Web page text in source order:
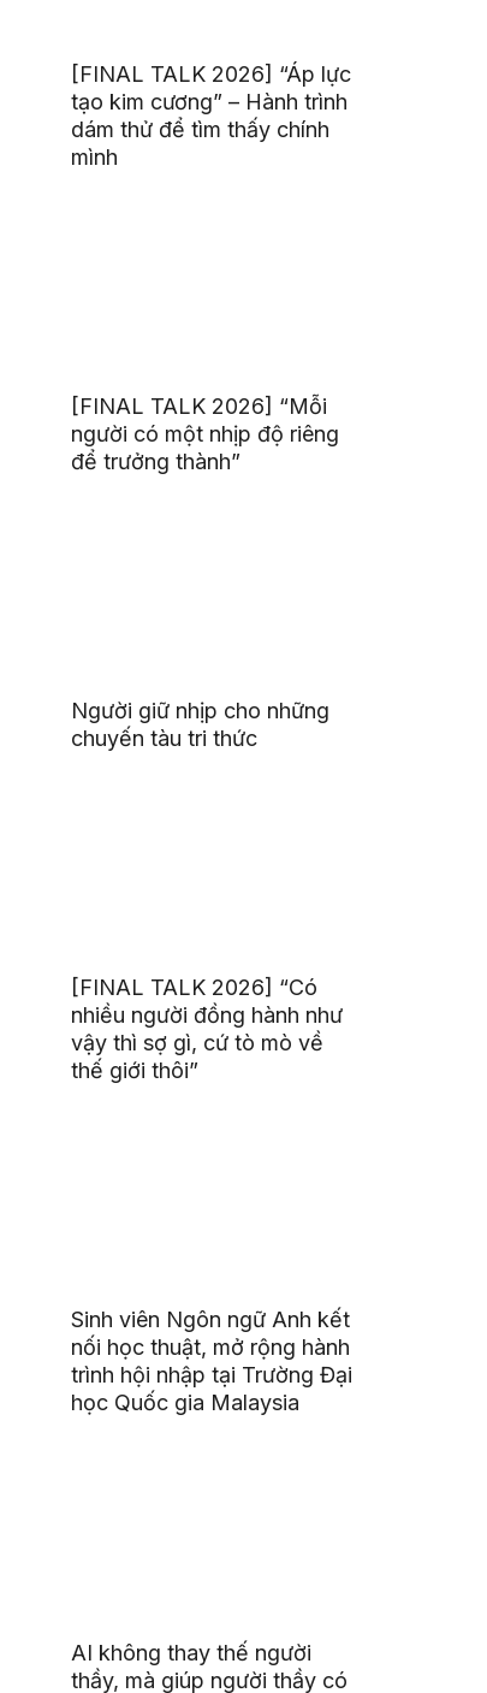
[FINAL TALK 2026] “Áp lực
tạo kim cương” – Hành trình
dám thử để tìm thấy chính
mình
[FINAL TALK 2026] “Mỗi
người có một nhịp độ riêng
để trưởng thành”
Người giữ nhịp cho những
chuyến tàu tri thức
[FINAL TALK 2026] “Có
nhiều người đồng hành như
vậy thì sợ gì, cứ tò mò về
thế giới thôi”
Sinh viên Ngôn ngữ Anh kết
nối học thuật, mở rộng hành
trình hội nhập tại Trường Đại
học Quốc gia Malaysia
AI không thay thế người
thầy, mà giúp người thầy có